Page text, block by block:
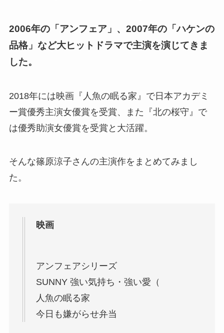
2006年の「アンフェア」、2007年の「ハケンの
品格」など大ヒットドラマで主演を演じてきま
した。
2018年には映画『人魚の眠る家』で日本アカデミ
ー賞優秀主演女優賞を受賞、また『北の桜守』で
は優秀助演女優賞を受賞と大活躍。
そんな篠原涼子さんの主演作をまとめてみまし
た。
映画
アンフェアシリーズ
SUNNY 強い気持ち・強い愛（
人魚の眠る家
今日も嫌がらせ弁当